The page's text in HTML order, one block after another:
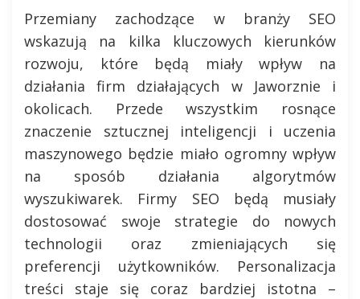
Przemiany zachodzące w branży SEO
wskazują na kilka kluczowych kierunków
rozwoju, które będą miały wpływ na
działania firm działających w Jaworznie i
okolicach. Przede wszystkim rosnące
znaczenie sztucznej inteligencji i uczenia
maszynowego będzie miało ogromny wpływ
na sposób działania algorytmów
wyszukiwarek. Firmy SEO będą musiały
dostosować swoje strategie do nowych
technologii oraz zmieniających się
preferencji użytkowników. Personalizacja
treści staje się coraz bardziej istotna –